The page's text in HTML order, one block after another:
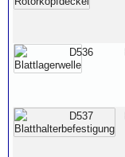
D536
D537